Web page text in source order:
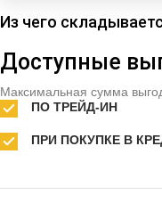
Из чего
Доступные
Максимальная сумма
ПО ТРЕЙД-ИН
ПРИ ПОКУПКЕ В